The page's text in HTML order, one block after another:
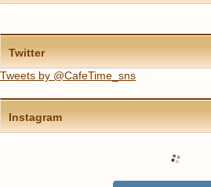
Twitter
Tweets by @CafeTime_sns
Instagram